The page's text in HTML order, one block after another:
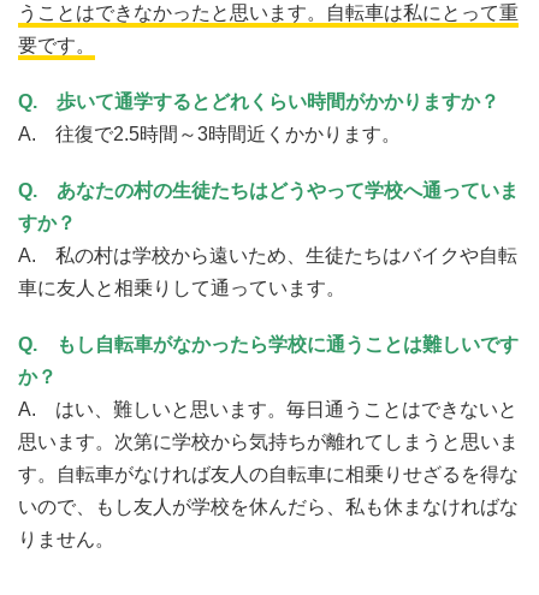
うことはできなかったと思います。自転車は私にとって重
要です。
Q. 歩いて通学するとどれくらい時間がかかりますか？
A. 往復で2.5時間～3時間近くかかります。
Q. あなたの村の生徒たちはどうやって学校へ通っていま
すか？
A. 私の村は学校から遠いため、生徒たちはバイクや自転
車に友人と相乗りして通っています。
Q.
もし自転車がなかったら学校に通うことは難しいです
か？
A. はい、難しいと思います。毎日通うことはできないと
思います。次第に学校から気持ちが離れてしまうと思いま
す。自転車がなければ友人の自転車に相乗りせざるを得な
いので、
もし友人が学校を休んだら、私も休まなければな
りません。